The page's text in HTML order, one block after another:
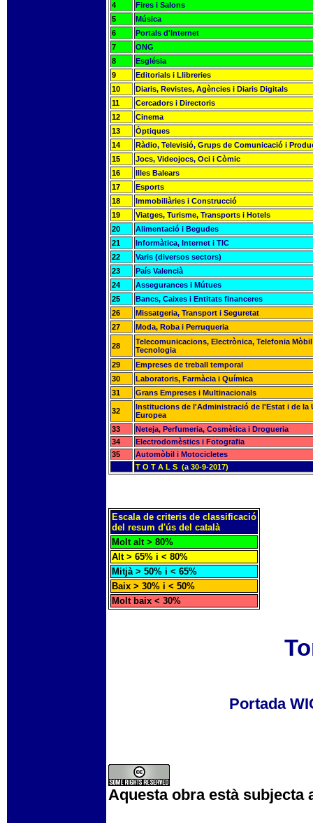
4
Fires i Salons
5
Música
6
Portals d'Internet
7
ONG
8
Església
9
Editorials i Llibreries
10
Diaris, Revistes, Agències i Diaris Digitals
11
Cercadors i Directoris
12
Cinema
13
Òptiques
14
Ràdio, Televisió, Grups de Comunicació i
15
Jocs, Videojocs, Oci i Còmic
16
Illes Balears
17
Esports
18
Immobiliàries i Construcció
19
Viatges, Turisme, Transports i Hotels
20
Alimentació i Begudes
21
Informàtica, Internet i TIC
22
Varis (diversos sectors)
23
País Valencià
24
Assegurances i Mútues
25
Bancs, Caixes i Entitats financeres
26
Missatgeria, Transport i Seguretat
27
Moda, Roba i Perruqueria
28
Telecomunicacions, Electrònica, Telefonia
Tecnologia
29
Empreses de treball temporal
30
Laboratoris, Farmàcia i Química
31
Grans Empreses i Multinacionals
32
Institucions de l'Administració de l'Estat i de la
Europea
33
Neteja, Perfumeria, Cosmètica i Drogueria
34
Electrodomèstics i Fotografia
35
Automòbil i Motocicletes
T O T A L S (a 30-9-2017)
Escala de criteris de classificació
del resum d'ús del català
Molt alt > 80%
Alt > 65% i < 80%
Mitjà > 50% i < 65%
Baix > 30% i < 50%
Molt baix < 30%
Portada
Aquesta obra està subjecta